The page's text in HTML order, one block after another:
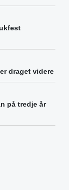
draget videre
på tredje år